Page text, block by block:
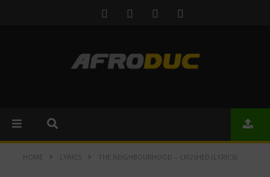
HOME LYRICS THE NEIGHBOURHOOD – CRUSHED (LYRICS)